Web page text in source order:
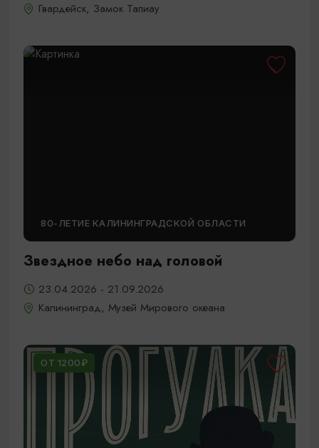
Гвардейск, Замок Тапиау
80-ЛЕТИЕ КАЛИНИНГРАДСКОЙ ОБЛАСТИ
Звездное небо над головой
23.04.2026 - 21.09.2026
Калининград, Музей Мирового океана
ОТ 1200₽